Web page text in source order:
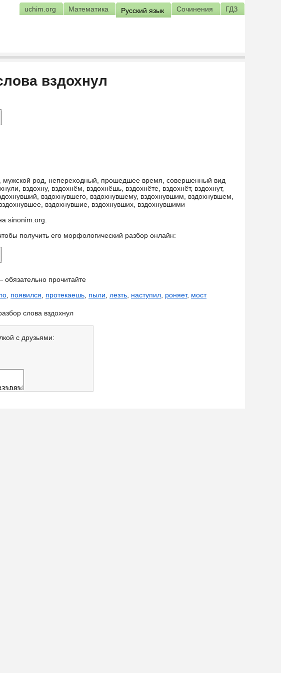
uchim.org Математика Русский язык Сочинения ГДЗ
вздохнул
мужской род, непереходный, прошедшее время, совершенный вид
вздохну, вздохнём, вздохнёшь, вздохнёте, вздохнёт, вздохнут,
вздохнувшего, вздохнувшему, вздохнувшим, вздохнувшем,
вздохнувшие, вздохнувших, вздохнувшими
sinonim.org.
получить его морфологический разбор онлайн:
обязательно прочитайте
появился протекаешь пыли лезть наступил роняет, мост
слова вздохнул
с друзьями: